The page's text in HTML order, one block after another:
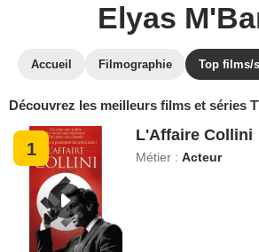
Elyas
Accueil Filmographie Top films/
Découvrez les meilleurs films et séries
1
L'Affaire Collini
Métier :Acteur